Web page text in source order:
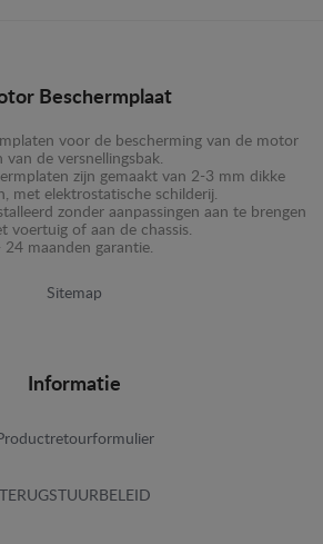
Beschermplaat
voor de bescherming van de motor
van de versnellingsbak.
zijn gemaakt van 2-3 mm dikke
met elektrostatische schilderij.
zonder aanpassingen aan te brengen
voertuig of aan de chassis.
24 maanden garantie.
Sitemap
Informatie
TERUGSTUURBELEID